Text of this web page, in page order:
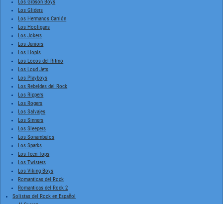
Los Gibson Boys
Los Gliders
Los Hermanos Carrión
Los Hooligans
Los Jokers
Los Juniors
Los Llopis
Los Locos del Ritmo
Los Loud Jets
Los Playboys
Los Rebeldes del Rock
Los Rippers
Los Rogers
Los Salvajes
Los Sinners
Los Sleepers
Los Sonambulos
Los Sparks
Los Teen Tops
Los Twisters
Los Viking Boys
Romanticas del Rock
Romanticas del Rock 2
Solistas del Rock en Español